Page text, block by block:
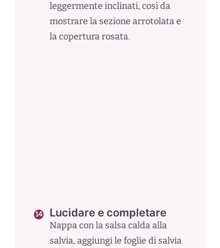
leggermente inclinati, così da
mostrare la sezione arrotolata e
la copertura rosata.
Lucidare e completare
Nappa con la salsa calda alla
salvia, aggiungi le foglie di salvia